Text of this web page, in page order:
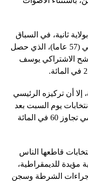
بولاية ثانية، في السباق
ضد الإسلامي المعتدل عبد العالي الحسني (57 عاما)، الذي حصل
الاشتراكي يوسف
أن تركيزه الرئيسي
يوم السبت بعد
معدل امتناع عن التصويت منخفض قياسي تجاوز 60 في المائة
قاطعها الناس
للديمقراطية،
الشرطة وسجن